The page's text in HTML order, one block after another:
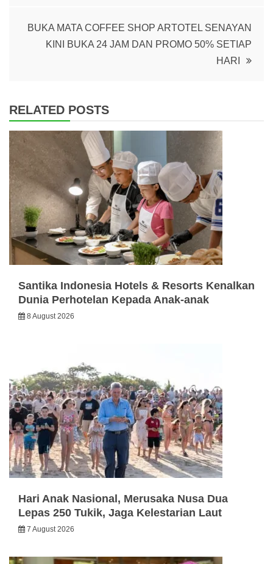
BUKA MATA COFFEE SHOP ARTOTEL SENAYAN
KINI BUKA 24 JAM DAN PROMO 50% SETIAP
HARI
RELATED POSTS
Santika Indonesia Hotels & Resorts Kenalkan
Dunia Perhotelan Kepada Anak-anak
8 August 2026
Hari Anak Nasional, Merusaka Nusa Dua
Lepas 250 Tukik, Jaga Kelestarian Laut
7 August 2026